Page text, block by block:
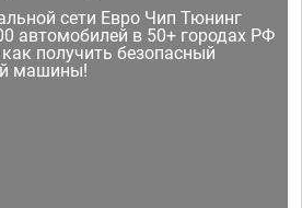
сети Евро Чип Тюнинг
автомобилей в 50+ городах РФ
получить безопасный
машины!